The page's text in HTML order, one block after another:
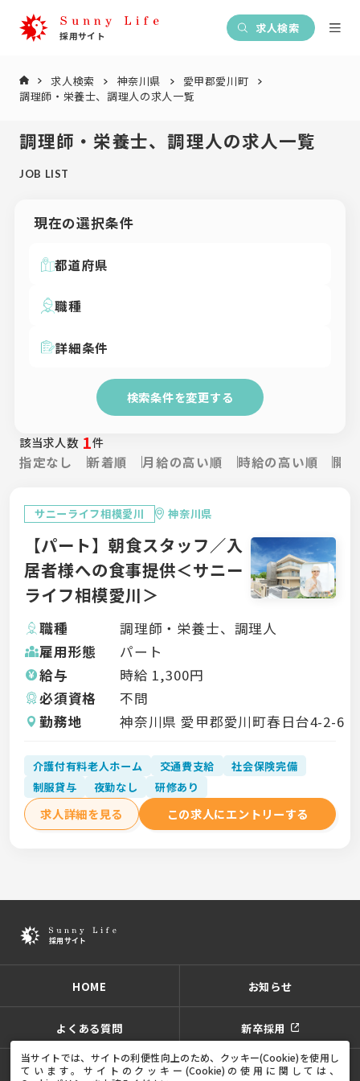
求人検索
求人検索 神奈川県
愛甲郡愛川町
調理師・栄養士、調理人の求人一覧
調理師・栄養士、調理人の求人一覧
JOB LIST
現在の選択条件
都道府県
職種
詳細条件
検索条件を変更する
該当求人数 1件
指定なし 新着順 月給の高い順 時給の高い順 開
サニーライフ相模愛川 神奈川県
【パート】朝食スタッフ／入
居者様への食事提供＜サニー
ライフ相模愛川＞
職種
調理師・栄養士、調理人
雇用形態
パート
給与
時給 1,300円
必須資格
不問
勤務地
神奈川県 愛甲郡愛川町春日台4-2-6
介護付有料老人ホーム 交通費支給
社会保険完備
制服貸与
夜勤なし 研修あり
求人詳細を見る この求人にエントリーする
HOME お知らせ
よくある質問 新卒採用
プライバシーポリシーサイトポリシーサイトマップ
当サイトでは、サイトの利便性向上のため、クッキー(Cookie)を使用し
ています。サイトのクッキー(Cookie)の使用に関しては、